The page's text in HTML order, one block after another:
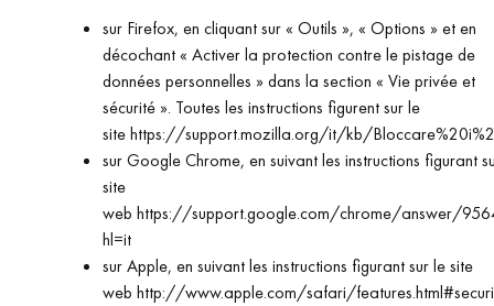
sur Firefox, en cliquant sur « Outils », « Options » et en
décochant « Activer la protection contre le pistage de
données personnelles » dans la section « Vie privée et
sécurité ». Toutes les instructions figurent sur le
site https://support.mozilla.org/it/kb/
sur Google Chrome, en suivant les instructions figurant
site
web https://support.google.com/chrome/answer/
hl=it
sur Apple, en suivant les instructions figurant sur le site
web http://www.apple.com/safari/